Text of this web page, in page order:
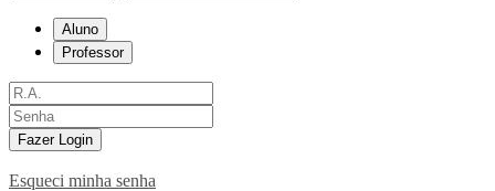
Aluno
Professor
Fazer Login
Esqueci minha senha